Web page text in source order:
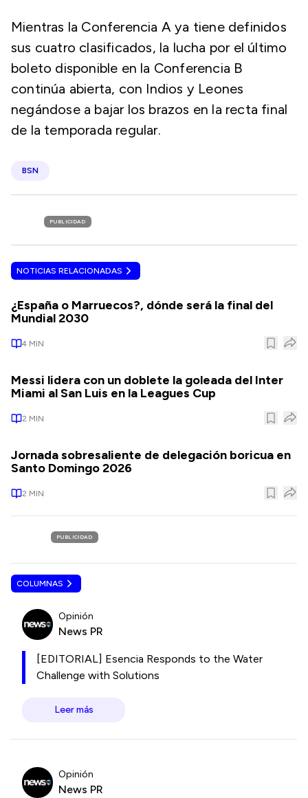
Mientras la Conferencia A ya tiene definidos
sus cuatro clasificados, la lucha por el último
boleto disponible en la Conferencia B
continúa abierta, con Indios y Leones
negándose a bajar los brazos en la recta final
de la temporada regular.
BSN
PUBLICIDAD
NOTICIAS RELACIONADAS
¿España o Marruecos?, dónde será la final del
Mundial 2030
4 MIN
Messi lidera con un doblete la goleada del Inter
Miami al San Luis en la Leagues Cup
2 MIN
Jornada sobresaliente de delegación boricua en
Santo Domingo 2026
2 MIN
PUBLICIDAD
COLUMNAS
Opinión
News PR
[EDITORIAL] Esencia Responds to the Water
Challenge with Solutions
Leer más
Opinión
News PR